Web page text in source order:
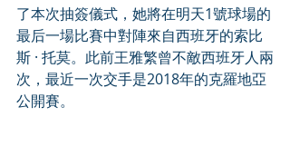
了本次抽簽儀式，她將在明天1號球場的
最后一場比賽中對陣來自西班牙的索比
斯 · 托莫。此前王雅繁曾不敵西班牙人兩
次，最近一次交手是2018年的克羅地亞
公開賽。